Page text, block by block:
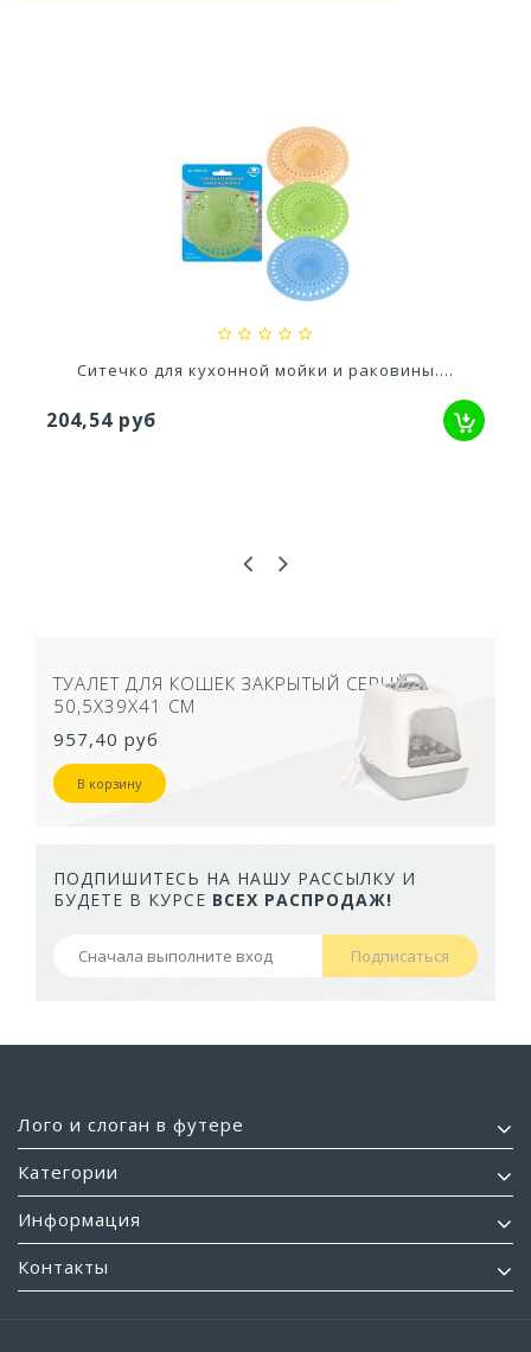
Банка квадратная с рельефом и эмбоссингом...
Ситечко для кухонной мойки и раковины....
204,54 руб
ТУАЛЕТ ДЛЯ КОШЕК ЗАКРЫТЫЙ СЕРЫЙ
50,5Х39Х41 СМ
957,40 руб
В корзину
ПОДПИШИТЕСЬ НА НАШУ РАССЫЛКУ И
БУДЕТЕ В КУРСЕ ВСЕХ РАСПРОДАЖ!
Подписаться
Лого и слоган в футере
Категории
Информация
Контакты